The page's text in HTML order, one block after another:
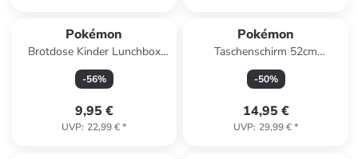
Pokémon
Brotdose Kinder Lunchbox
Urban Design
-56%
9,95 €
UVP: 22,99 €*
Pokémon
Taschenschirm 52cm
Regenschirm faltbar
-50%
14,95 €
UVP: 29,99 €*